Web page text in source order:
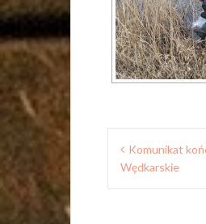
Nawigacja
wpisu
Komunikat
Wędkarskie